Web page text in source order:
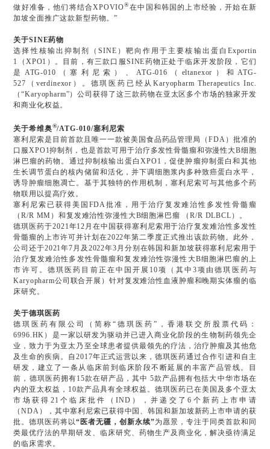
做好准备，他们将结合XPOVIO®在中国和韩国的上市经验，开始在新
加坡全面推广这款新型药物。”
关于SINE药物
选择性核输出抑制剂（SINE）靶向作用于主要核输出蛋白Exportin
1（XPO1）。目前，有三款口服SINE药物正处于临床开发阶段，它们
是ATG-010（塞利尼索）、ATG-016（eltanexor）和ATG-
527（verdinexor）。德琪医药已经从Karyopharm Therapeutics Inc.
（“Karyopharm”）公司获得了这三款药物在亚太区多个市场的独家开发
和商业化权益。
关于希维奥®/ATG-010/塞利尼索
塞利尼索是目前首款且唯一一款被美国食品药品管理局（FDA）批准的
口服XPO1抑制剂，也是首款可用于治疗多发性骨髓瘤和弥漫性大B细胞
淋巴瘤的药物。通过抑制核输出蛋白XPO1，促使肿瘤抑制蛋白和其他
生长调节蛋白的核内储留和活化，并下调细胞浆内多种致癌蛋白水平，
诱导肿瘤细胞凋亡。基于其独特的作用机制，塞利尼索可与其他多个药
物联用以提高疗效。
塞利尼索已获得美国FDA批准，用于治疗复发难治性多发性骨髓瘤
（R/R MM）和复发难治性弥漫性大B细胞淋巴瘤 （R/R DLBCL）。
德琪医药于2021年12月在中国获得塞利尼索用于治疗复发难治性多发性
骨髓瘤的上市许可并计划在2022年第二季度正式推出该款药物。此外，
公司还于2021年7月及2022年3月分别在韩国和新加坡获得塞利尼索用于
治疗复发难治性多发性骨髓瘤和复发难治性弥漫性大B细胞淋巴瘤的上
市许可。德琪医药目前正在中国开展10项（其中3项由德琪医药与
Karyopharm公司联合开展）针对复发难治性血液肿瘤和晚期实体瘤的临
床研究。
关于德琪医药
德琪医药有限公司（简称“德琪医药”，香港联交所股票代码：
6996.HK）是一家以研发为驱动并已进入商业化阶段的生物制药领先企
业，致力于为亚太乃至全球患者提供最领先的疗法，治疗肿瘤及其他危
及生命的疾病。自2017年正式运营以来，德琪医药通过合作引进和自主
研发，建立了一条从临床前到临床阶段不断延展的丰富产品管线。目
前，德琪医药拥有15款在研产品，其中 5款产品拥有包括大中华市场在
内的亚太权益，10款产品具有全球权益。德琪医药已在美国及多个亚太
市场获得21个临床批件（IND），并递交了6个新药上市申请
（NDA），其中塞利尼索已获得中国、韩国和新加坡新药上市申请的获
批。德琪医药将以“医者无疆，创新永续”为愿景，专注于同类首款和同
类最优疗法的早期研发、临床研究、药物生产及商业化，解决亟待满足
的临床需求。